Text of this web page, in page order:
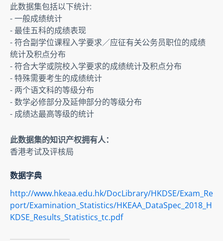
此数据集包括以下统计:
- 一般成绩统计
- 最佳五科的成绩表现
- 符合副学位课程入学要求／应征有关公务员职位的成绩
统计及积点分布
- 符合大学或院校入学要求的成绩统计及积点分布
- 特殊需要考生的成绩统计
- 两个语文科的等级分布
- 数学必修部分及延伸部分的等级分布
- 成绩达最高等级的统计
此数据集的知识产权拥有人：
香港考试及评核局
数据字典
http://www.hkeaa.edu.hk/DocLibrary/HKDSE/Exam_Re
port/Examination_Statistics/HKEAA_DataSpec_2018_H
KDSE_Results_Statistics_tc.pdf